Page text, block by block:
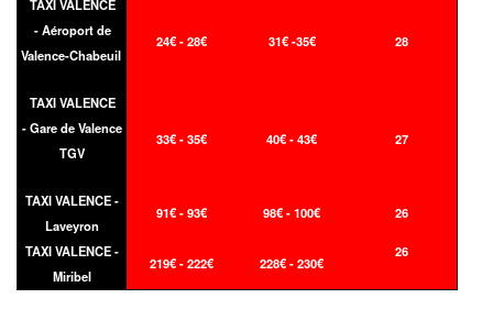
TAXI VALENCE
- Aéroport de
Valence-Chabeuil
24€ - 28€ 31€ -35€ 28
TAXI VALENCE
- Gare de Valence
TGV
33€ - 35€ 40€ - 43€ 27
TAXI VALENCE -
Laveyron
91€ - 93€ 98€ - 100€ 26
TAXI VALENCE -
Miribel
219€ - 222€ 228€ - 230€
26